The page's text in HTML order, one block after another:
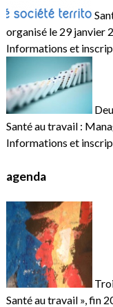
organisé le 29 janvier
Informations et
Santé au travail :
Informations et
agenda
Santé au travail », fin